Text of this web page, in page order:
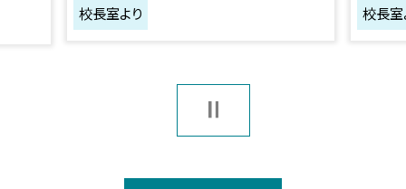
校長室より
校長室